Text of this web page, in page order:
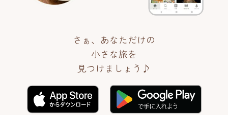
さぁ、あなただけの
小さな旅を
見つけましょう♪